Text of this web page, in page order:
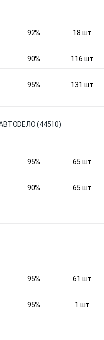
92% 18шт.
90% 116шт.
95% 131шт.
(44510)
95% 65шт.
90% 65шт.
95% 61шт.
95% 1шт.